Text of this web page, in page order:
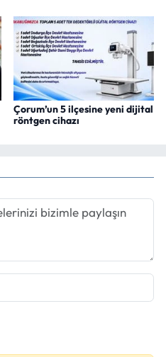
Çorum’un 5 ilçesine yeni dijital
röntgen cihazı